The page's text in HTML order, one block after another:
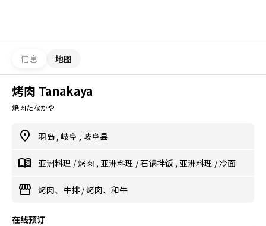
信息 地图
烤肉 Tanakaya
焼肉たなかや
羽岛 , 岐阜 , 岐阜县
亚洲料理 /烤肉 , 亚洲料理 /石锅拌饭 , 亚洲料理 /冷面
烤肉、牛排 /烤肉、和牛
在线预订